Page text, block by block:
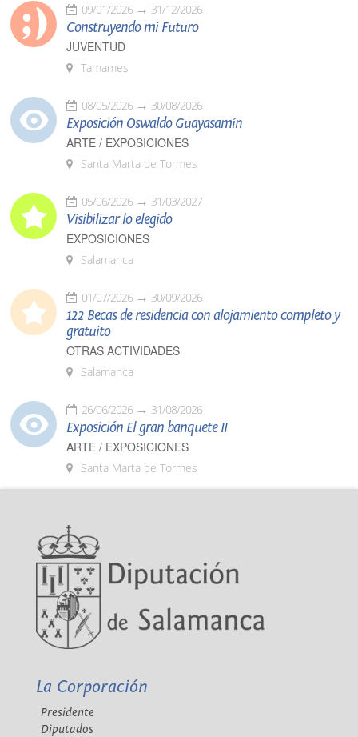
09/01/2026 31/12/2026
Construyendo mi Futuro
JUVENTUD
Tamames
08/05/2026 30/08/2026
Exposición Oswaldo Guayasamín
ARTE / EXPOSICIONES
Santa Marta de Tormes
05/06/2026 31/03/2027
Visibilizar lo elegido
EXPOSICIONES
Salamanca
01/07/2026 30/09/2026
122 Becas de residencia con alojamiento completo y
gratuito
OTRAS ACTIVIDADES
Salamanca
26/06/2026 31/08/2026
Exposición El gran banquete II
ARTE / EXPOSICIONES
Santa Marta de Tormes
La Corporación
Presidente
Diputados